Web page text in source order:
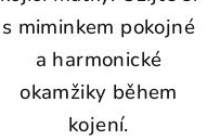
s miminkem pokojné
a harmonické
okamžiky během
kojení.